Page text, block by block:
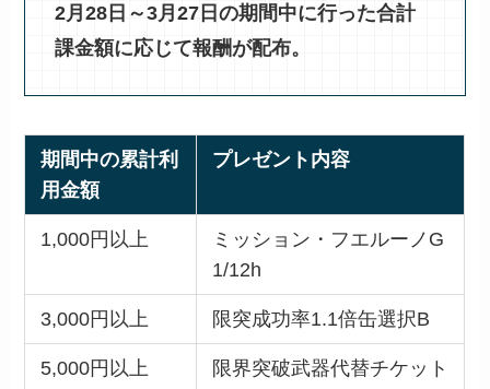
2月28日～3月27日の期間中に行った合計
課金額に応じて報酬が配布。
期間中の累計利
用金額
プレゼント内容
1,000円以上
ミッション・フエルーノG
1/12h
3,000円以上 限突成功率1.1倍缶選択B
5,000円以上 限界突破武器代替チケット